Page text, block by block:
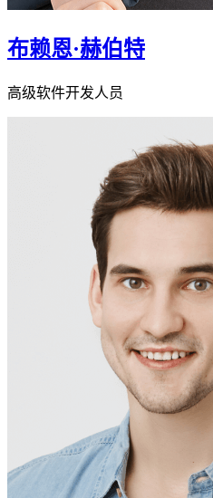
布赖恩·赫伯特
高级软件开发人员